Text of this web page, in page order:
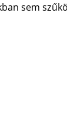
sem